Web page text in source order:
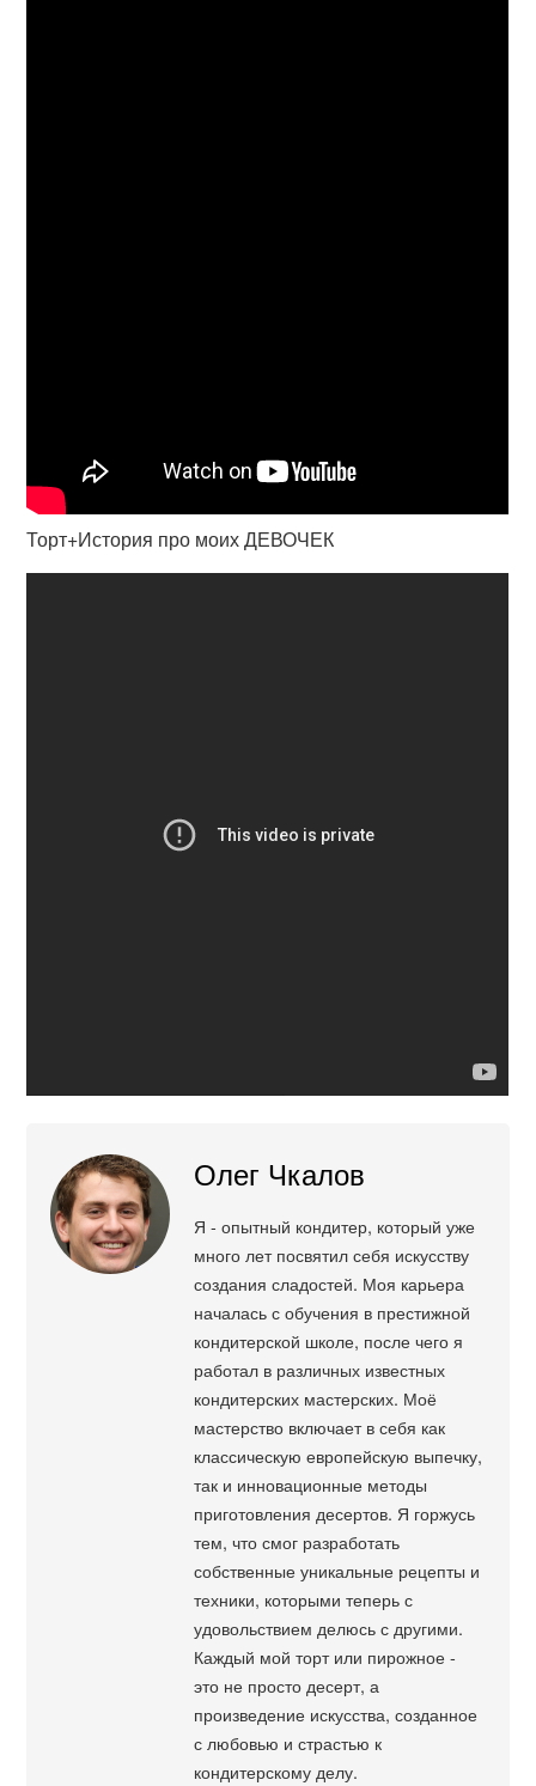
Торт+История про моих ДЕВОЧЕК
Олег Чкалов
Я - опытный кондитер, который уже
много лет посвятил себя искусству
создания сладостей. Моя карьера
началась с обучения в престижной
кондитерской школе, после чего я
работал в различных известных
кондитерских мастерских. Моё
мастерство включает в себя как
классическую европейскую выпечку,
так и инновационные методы
приготовления десертов. Я горжусь
тем, что смог разработать
собственные уникальные рецепты и
техники, которыми теперь с
удовольствием делюсь с другими.
Каждый мой торт или пирожное -
это не просто десерт, а
произведение искусства, созданное
с любовью и страстью к
кондитерскому делу.